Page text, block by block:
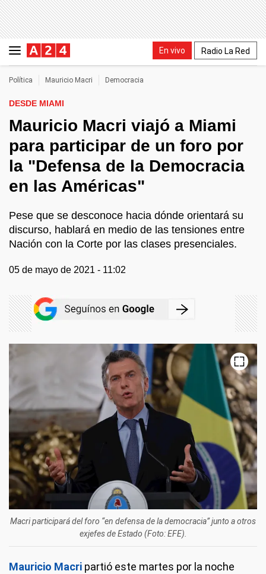
En vivo Radio La Red
Política Mauricio Macri Democracia
DESDE MIAMI
Mauricio Macri viajó a Miami
para participar de un foro por
la "Defensa de la Democracia
en las Américas"
Pese que se desconoce hacia dónde orientará su
discurso, hablará en medio de las tensiones entre
Nación con la Corte por las clases presenciales.
05 de mayo de 2021 - 11:02
Macri participará del foro “en defensa de la democracia” junto a otros
exjefes de Estado (Foto: EFE).
Mauricio Macri partió este martes por la noche